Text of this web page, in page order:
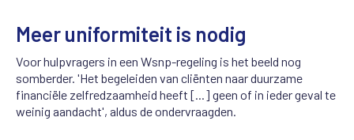
Meer uniformiteit is nodig
Voor hulpvragers in een Wsnp-regeling is het beeld nog
somberder. 'Het begeleiden van cliënten naar duurzame
financiële zelfredzaamheid heeft [...] geen of in ieder geval te
weinig aandacht', aldus de ondervraagden.